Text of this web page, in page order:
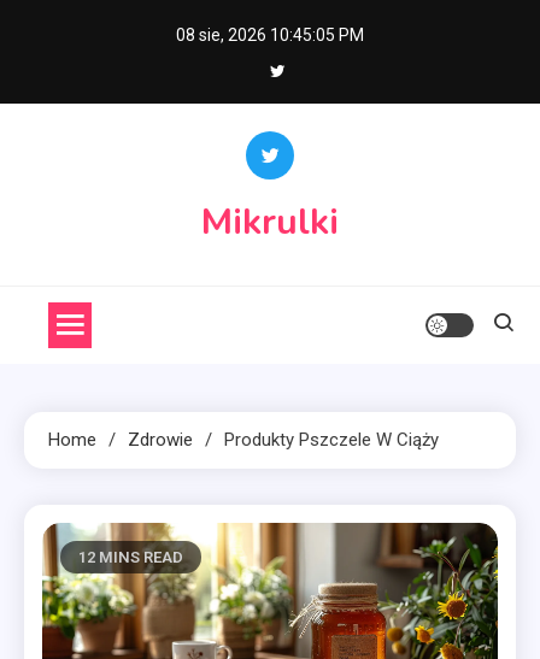
08 sie, 2026 10:45:06 PM
Mikrulki
Home Zdrowie Produkty Pszczele W Ciąży
12 MINS READ